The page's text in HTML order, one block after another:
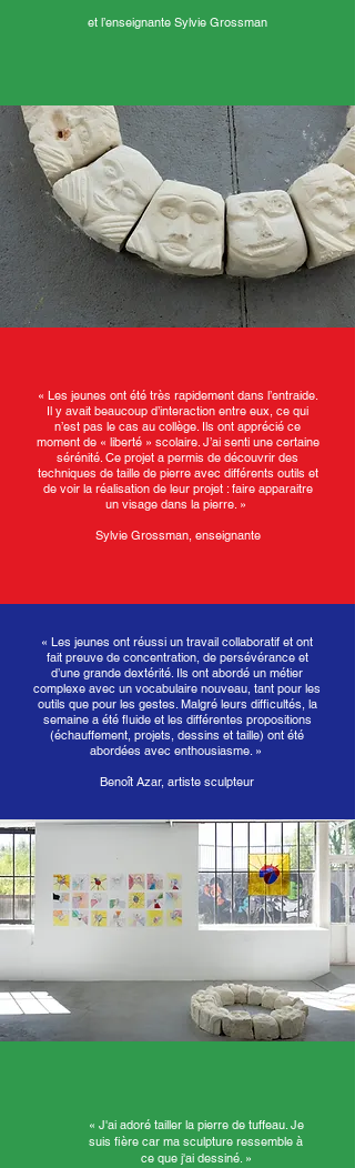
et l’enseignante Sylvie Grossman
« Les jeunes ont été très rapidement dans l’entraide.
Il y avait beaucoup d’interaction entre eux, ce qui
n’est pas le cas au collège. Ils ont apprécié ce
moment de « liberté » scolaire. J’ai senti une certaine
sérénité. Ce projet a permis de découvrir des
techniques de taille de pierre avec différents outils et
de voir la réalisation de leur projet : faire apparaitre
un visage dans la pierre. »
Sylvie Grossman, enseignante
« Les jeunes ont réussi un travail collaboratif et ont
fait preuve de concentration, de persévérance et
d’une grande dextérité. Ils ont abordé un métier
complexe avec un vocabulaire nouveau, tant pour les
outils que pour les gestes. Malgré leurs difficultés, la
semaine a été fluide et les différentes propositions
(échauffement, projets, dessins et taille) ont été
abordées avec enthousiasme. »
Benoît Azar, artiste sculpteur
« J'ai adoré tailler la pierre de tuffeau. Je
suis fière car ma sculpture ressemble à
ce que j'ai dessiné. »